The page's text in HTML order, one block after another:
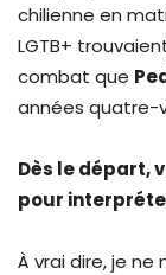
chilienne en
LGTB+
combat que
années quatre-
Dès le départ,
pour
À vrai dire, je